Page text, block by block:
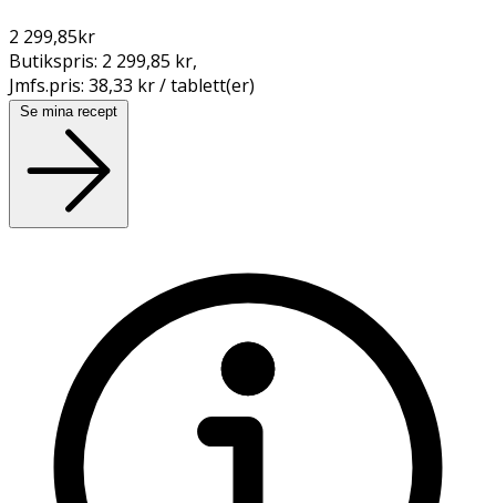
2 299,85kr
Butikspris: 2 299,85 kr,
Jmfs.pris: 38,33 kr / tablett(er)
Se mina recept